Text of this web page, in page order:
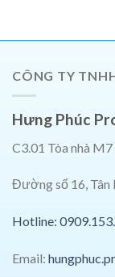
CÔNG TY
Hưng Phúc
C3.01 Tòa nhà
Đường số 16, Tân
Hotline:
Email: